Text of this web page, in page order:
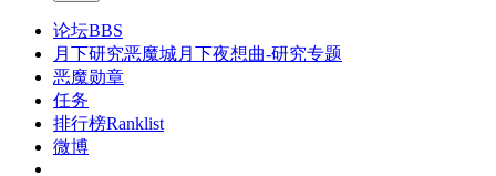
论坛BBS
月下研究恶魔城月下夜想曲-研究专题
恶魔勋章
任务
排行榜Ranklist
微博